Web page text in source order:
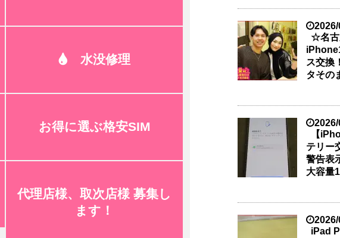
水没修理
お得に選ぶ格安SIM
代理店様、取次店様 募集し
ます！
☆名古
ス交換
タその
【
テリー
警告表
大容量
iPad